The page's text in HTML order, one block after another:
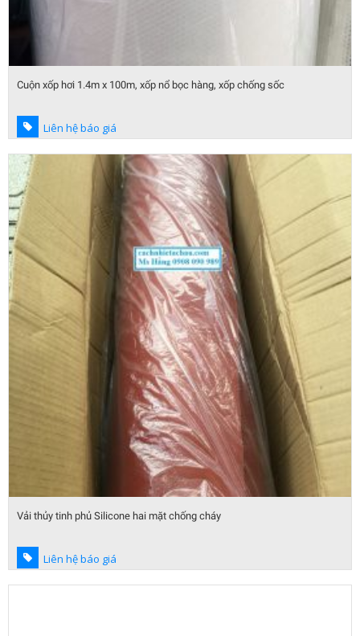
Cuộn xốp hơi 1.4m x 100m, xốp nổ bọc hàng, xốp chống sốc
Liên hệ báo giá
Vải thủy tinh phủ Silicone hai mặt chống cháy
Liên hệ báo giá